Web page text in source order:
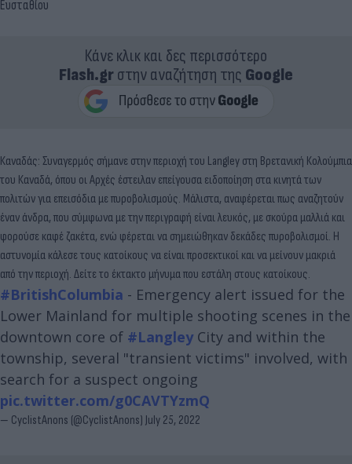
Ευσταθίου
Κάνε κλικ και δες περισσότερο
Flash.grστην αναζήτηση της Google
Καναδάς: Συναγερμός σήμανε στην περιοχή του Langley στη Βρετανική Κολούμπια
του Καναδά, όπου οι Αρχές έστειλαν επείγουσα ειδοποίηση στα κινητά των
πολιτών για επεισόδια με πυροβολισμούς. Μάλιστα, αναφέρεται πως αναζητούν
έναν άνδρα, που σύμφωνα με την περιγραφή είναι λευκός, με σκούρα μαλλιά και
φορούσε καφέ ζακέτα, ενώ φέρεται να σημειώθηκαν δεκάδες πυροβολισμοί. Η
αστυνομία κάλεσε τους κατοίκους να είναι προσεκτικοί και να μείνουν μακριά
από την περιοχή. Δείτε το έκτακτο μήνυμα που εστάλη στους κατοίκους.
#BritishColumbia - Emergency alert issued for the
Lower Mainland for multiple shooting scenes in the
downtown core of #Langley City and within the
township, several "transient victims" involved, with
search for a suspect ongoing
pic.twitter.com/g0CAVTYzmQ
— CyclistAnons (@CyclistAnons) July 25, 2022